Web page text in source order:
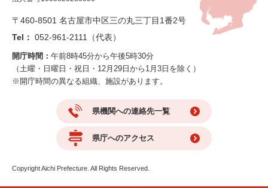
〒460-8501 名古屋市中区三の丸三丁目1番2号
Tel： 052-961-2111（代表）
開庁時間： 午前8時45分から午後5時30分
（土曜・日曜日・祝日・12月29日から1月3日を除く）
※開庁時間の異なる組織、施設があります。
県機関への連絡先一覧
県庁へのアクセス
Copyright Aichi Prefecture. All Rights Reserved.